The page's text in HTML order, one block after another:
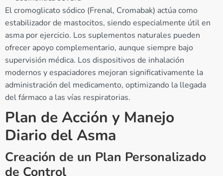
El cromoglicato sódico (Frenal, Cromabak) actúa como
estabilizador de mastocitos, siendo especialmente útil en
asma por ejercicio. Los suplementos naturales pueden
ofrecer apoyo complementario, aunque siempre bajo
supervisión médica. Los dispositivos de inhalación
modernos y espaciadores mejoran significativamente la
administración del medicamento, optimizando la llegada
del fármaco a las vías respiratorias.
Plan de Acción y Manejo
Diario del Asma
Creación de un Plan Personalizado
de Control